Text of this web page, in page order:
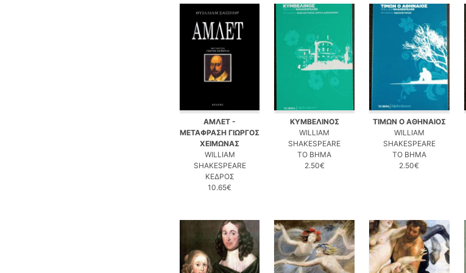
ΑΜΛΕΤ -
ΜΕΤΑΦΡΑΣΗ ΓΙΩΡΓΟΣ
ΧΕΙΜΩΝΑΣ
WILLIAM
SHAKESPEARE
ΚΕΔΡΟΣ
10.65€
ΚΥΜΒΕΛΙΝΟΣ
WILLIAM
SHAKESPEARE
ΤΟ ΒΗΜΑ
2.50€
ΤΙΜΩΝ Ο ΑΘΗΝΑΙΟΣ
WILLIAM
SHAKESPEARE
ΤΟ ΒΗΜΑ
2.50€